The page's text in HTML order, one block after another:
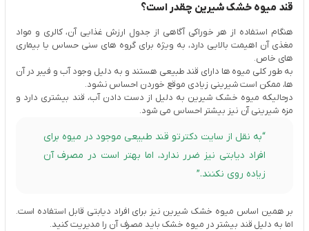
قند میوه خشک شیرین چقدر است؟
هنگام استفاده از هر خوراکی آگاهی از جدول ارزش غذایی آن، کالری و مواد
مغذی آن اهیمت بالایی دارد، به ویژه برای گروه های سنی حساس یا بیماری
های خاص.
به طور کلی میوه ها دارای قند طبیعی هستند و به دلیل وجود آب و فیبر در آن
ها، ممکن است شیرینی زیادی موقع خوردن احساس نشود.
درحالیکه میوه خشک شیرین به دلیل از دست دادن آب، قند بیشتری دارد و
مزه شیرینی آن نیز بیشتر احساس می شود.
“به نقل از سایت دکترتو قند طبیعی موجود در میوه برای
افراد دیابتی نیز ضرر ندارد، اما بهتر است در مصرف آن
زیاده روی نکنند.”
بر همین اساس میوه خشک شیرین نیز برای افراد دیابتی قابل استفاده است.
اما به دلیل قند بیشتر در میوه خشک باید مصرف آن را مدیریت کنید.